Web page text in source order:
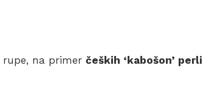
rupe, na primer čeških ‘kabošon’ perli